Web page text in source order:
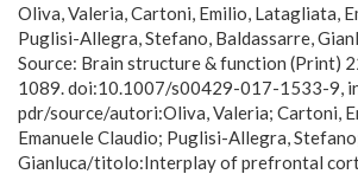
Oliva, Valeria, Cartoni, Emilio, Latagliata,
Puglisi-Allegra, Stefano, Baldassarre,
Source: Brain structure & function (Print)
1089. doi:10.1007/s00429-017-1533-9,
pdr/source/autori:Oliva, Valeria; Cartoni,
Emanuele Claudio; Puglisi-Allegra,
Gianluca/titolo:Interplay of prefrontal